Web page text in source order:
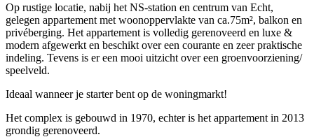
Op rustige locatie, nabij het NS-station en centrum van Echt,
gelegen appartement met woonoppervlakte van ca.75m², balkon en
privéberging. Het appartement is volledig gerenoveerd en luxe &
modern afgewerkt en beschikt over een courante en zeer praktische
indeling. Tevens is er een mooi uitzicht over een groenvoorziening/
speelveld.
Ideaal wanneer je starter bent op de woningmarkt!
Het complex is gebouwd in 1970, echter is het appartement in 2013
grondig gerenoveerd.